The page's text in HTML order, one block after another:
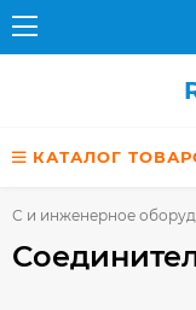
КАТАЛОГ
и инженерное